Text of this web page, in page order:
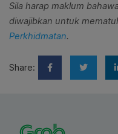
Sila harap maklum
diwajibkan untuk
Perkhidmatan.
Share: